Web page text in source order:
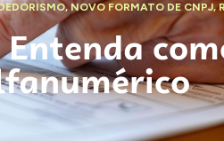
,NOVO FORMATO DE CNPJ,